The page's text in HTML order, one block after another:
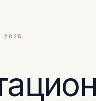
· 2025